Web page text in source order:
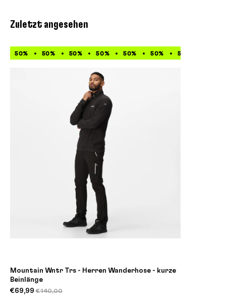
Zuletzt angesehen
50% 50% 50% 50% 50% 50% 50%
Mountain Wntr Trs - Herren Wanderhose - kurze
Beinlänge
€69,99 €140,00